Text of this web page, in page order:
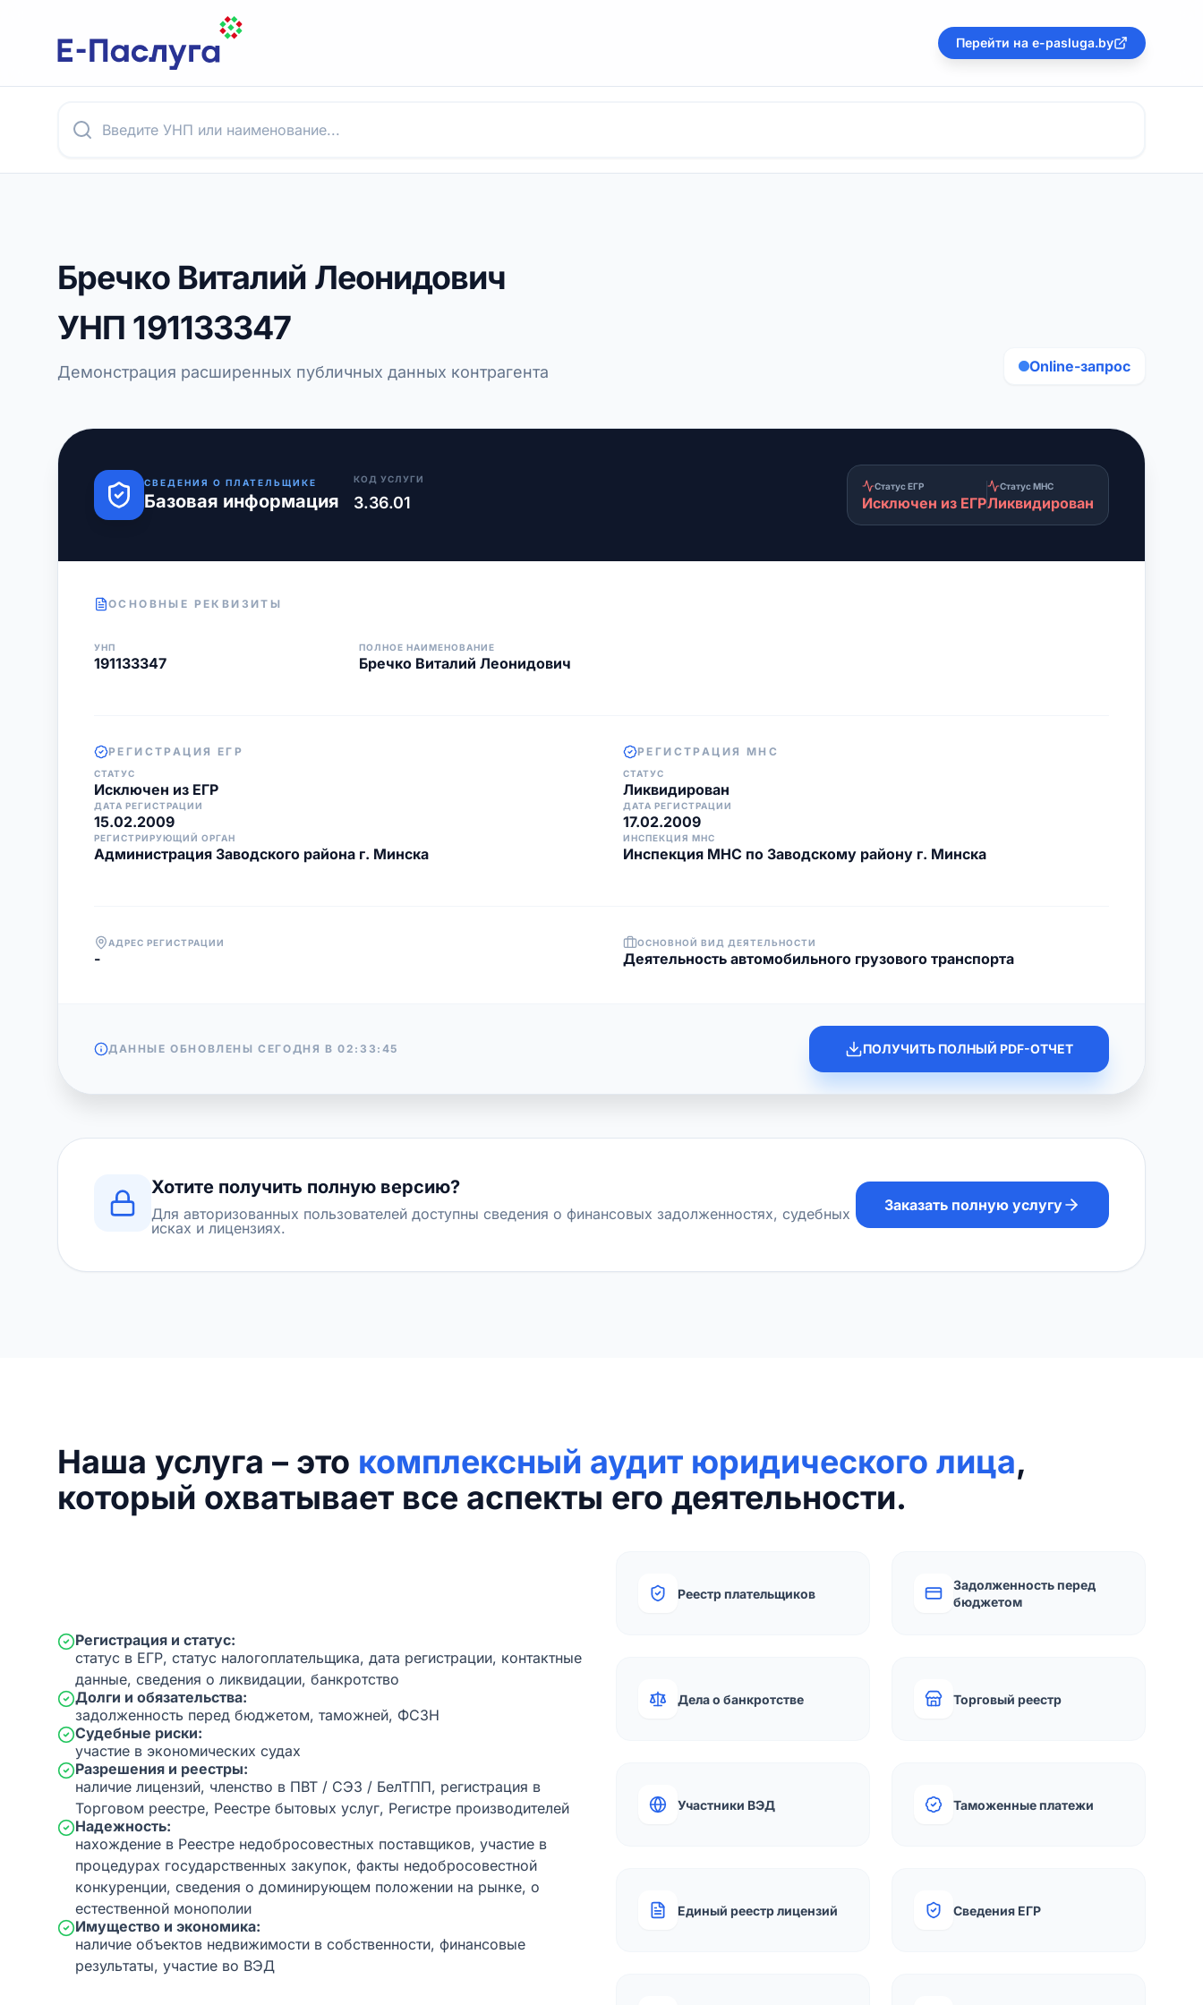
Перейти на e-pasluga.by
Бречко Виталий Леонидович
УНП 191133347
Демонстрация расширенных публичных данных контрагента Online-запрос
СВЕДЕНИЯ О ПЛАТЕЛЬЩИКЕ
Базовая информация
КОД УСЛУГИ
3.36.01
Статус ЕГР
Исключен из ЕГР
Статус МНС
Ликвидирован
ОСНОВНЫЕ РЕКВИЗИТЫ
УНП
191133347
ПОЛНОЕ НАИМЕНОВАНИЕ
Бречко Виталий Леонидович
РЕГИСТРАЦИЯ ЕГР
СТАТУС
Исключен из ЕГР
ДАТА РЕГИСТРАЦИИ
15.02.2009
РЕГИСТРИРУЮЩИЙ ОРГАН
Администрация Заводского района г. Минска
РЕГИСТРАЦИЯ МНС
СТАТУС
Ликвидирован
ДАТА РЕГИСТРАЦИИ
17.02.2009
ИНСПЕКЦИЯ МНС
Инспекция МНС по Заводскому району г. Минска
АДРЕС РЕГИСТРАЦИИ
-
ОСНОВНОЙ ВИД ДЕЯТЕЛЬНОСТИ
Деятельность автомобильного грузового транспорта
ДАННЫЕ ОБНОВЛЕНЫ СЕГОДНЯ В02:33:45 ПОЛУЧИТЬ ПОЛНЫЙ PDF-ОТЧЕТ
Хотите получить полную версию?
Для авторизованных пользователей доступны сведения о финансовых задолженностях, судебных
исках и лицензиях.
Заказать полную услугу
Наша услуга – это комплексный аудит юридического лица,
который охватывает все аспекты его деятельности.
Регистрация и статус:
статус в ЕГР, статус налогоплательщика, дата регистрации, контактные
данные, сведения о ликвидации, банкротство
Долги и обязательства:
задолженность перед бюджетом, таможней, ФСЗН
Судебные риски:
участие в экономических судах
Разрешения и реестры:
наличие лицензий, членство в ПВТ / СЭЗ / БелТПП, регистрация в
Торговом реестре, Реестре бытовых услуг, Регистре производителей
Надежность:
нахождение в Реестре недобросовестных поставщиков, участие в
процедурах государственных закупок, факты недобросовестной
конкуренции, сведения о доминирующем положении на рынке, о
естественной монополии
Имущество и экономика:
наличие объектов недвижимости в собственности, финансовые
результаты, участие во ВЭД
Реестр плательщиков
Задолженность перед
бюджетом
Дела о банкротстве Торговый реестр
Участники ВЭД Таможенные платежи
Единый реестр лицензий Сведения ЕГР